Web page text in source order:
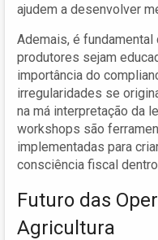
ajudem a desenvolver
Ademais, é
produtores sejam
importância do
irregularidades se
na má interpretação da
workshops são
implementadas para
consciência fiscal
Futuro das
Agricultura